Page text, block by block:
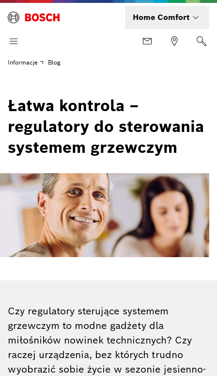
Home Comfort
Informacje Blog
Łatwa kontrola –
regulatory do sterowania
systemem grzewczym
Czy regulatory sterujące systemem
grzewczym to modne gadżety dla
miłośników nowinek technicznych? Czy
raczej urządzenia, bez których trudno
wyobrazić sobie życie w sezonie jesienno-